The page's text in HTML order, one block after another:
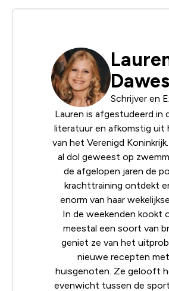
Dawes
Schrijver en
Lauren is afgestudeerd in
literatuur en afkomstig uit
van het Verenigd
al dol geweest op
de afgelopen jaren de
krachttraining ontdekt
enorm van haar
In de weekenden kookt
meestal een soort van
geniet ze van het
nieuwe recepten
huisgenoten. Ze gelooft
evenwicht tussen de